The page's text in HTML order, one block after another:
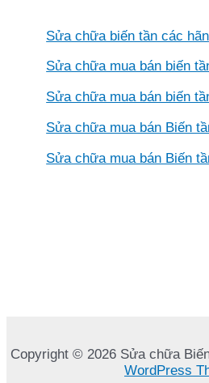
Sửa chữa biến tần các
Sửa chữa mua bán biến
Sửa chữa mua bán biến
Sửa chữa mua bán Biến
Sửa chữa mua bán Biến
Copyright © 2026 Sửa chữa
WordPress